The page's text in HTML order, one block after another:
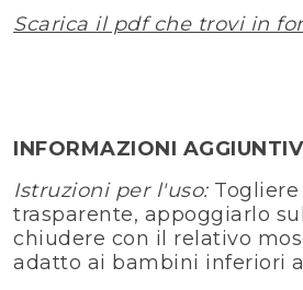
Scarica il pdf che trovi in
INFORMAZIONI
Istruzioni per l'uso:Togliere
trasparente, appoggiarlo
chiudere con il relativo
adatto ai bambini inferiori